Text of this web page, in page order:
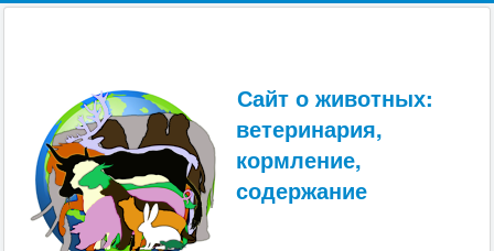
Сайт о животных:
ветеринария,
кормление,
содержание